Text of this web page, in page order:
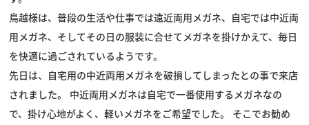
鳥越様は、普段の生活や仕事では遠近両用メガネ、自宅では中近両
用メガネ、そしてその日の服装に合せてメガネを掛けかえて、毎日
を快適に過ごされているようです。
先日は、自宅用の中近両用メガネを破損してしまったとの事で来店
されました。 中近両用メガネは自宅で一番使用するメガネなの
で、掛け心地がよく、軽いメガネをご希望でした。 そこでお勧め